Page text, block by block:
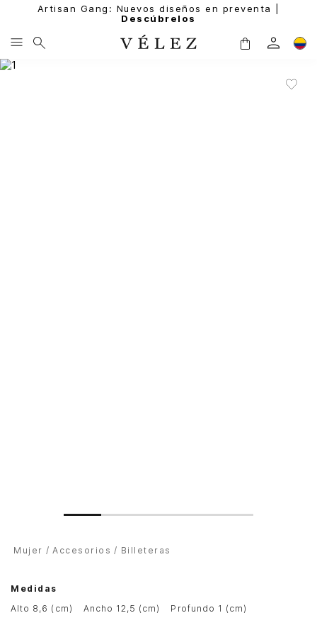
Artisan Gang: Nuevos diseños en preventa |
Descúbrelos
Mujer Accesorios Billeteras
Medidas
alto 8,6 (cm)
ancho 12,5 (cm) profundo 1 (cm)